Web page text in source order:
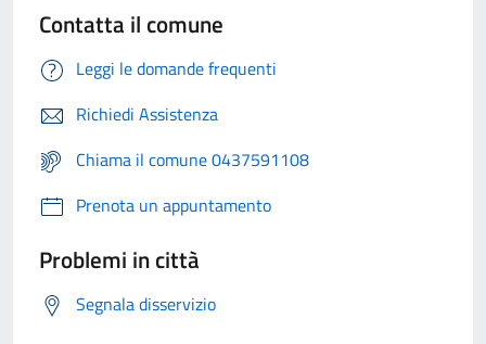
Contatta il comune
Leggi le domande frequenti
Richiedi Assistenza
Chiama il comune 0437591108
Prenota un appuntamento
Problemi in città
Segnala disservizio